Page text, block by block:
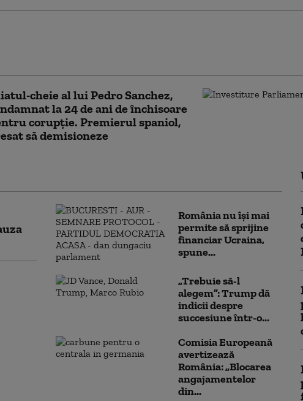
cheie al lui Pedro Sanchez,
la 24 de ani de închisoare
corupție. Premierul spaniol,
să demisioneze
România nu își mai
permite să sprijine
financiar Ucraina,
spune...
„Trebuie să-l
alegem”: Trump dă
indicii despre
succesiune într-o...
Comisia Europeană
avertizează
România: „Blocarea
angajamentelor
din...